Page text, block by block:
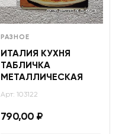
РАЗНОЕ
ИТАЛИЯ КУХНЯ
ТАБЛИЧКА
МЕТАЛЛИЧЕСКАЯ
Арт: 103122
790,00 ₽